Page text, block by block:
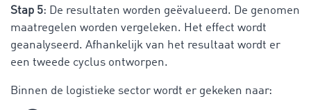
Stap 5: De resultaten worden geëvalueerd. De genomen
maatregelen worden vergeleken. Het effect wordt
geanalyseerd. Afhankelijk van het resultaat wordt er
een tweede cyclus ontworpen.
Binnen de logistieke sector wordt er gekeken naar: